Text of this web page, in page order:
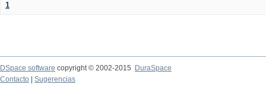
1
DSpace software copyright © 2002-2015
DuraSpace
Contacto
Sugerencias